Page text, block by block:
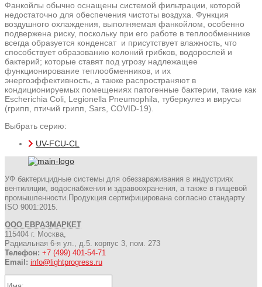
Фанкойлы обычно оснащены системой фильтрации, которой
недостаточно для обеспечения чистоты воздуха. Функция
воздушного охлаждения, выполняемая фанкойлом, особенно
подвержена риску, поскольку при его работе в теплообменнике
всегда образуется конденсат и присутствует влажность, что
способствует образованию колоний грибков, водорослей и
бактерий; которые ставят под угрозу надлежащее
функционирование теплообменников, и их
энергоэффективность, а также распространяют в
кондиционируемых помещениях патогенные бактерии, такие как
Escherichia Coli, Legionella Pneumophila, туберкулез и вирусы
(грипп, птичий грипп, Sars, COVID-19).
Выбрать серию:
UV-FCU-CL
УФ бактерицидные системы для обеззараживания в индустриях
вентиляции, водоснабжения и здравоохранения, а также в пищевой
промышленности.Продукция сертифицирована согласно стандарту
ISO 9001:2015.
ООО ЕВРАЗМАРКЕТ
115404 г. Москва,
Радиальная 6-я ул., д.5. корпус 3, пом. 273
Телефон: +7 (499) 401-54-71
Email: info@lightprogress.ru